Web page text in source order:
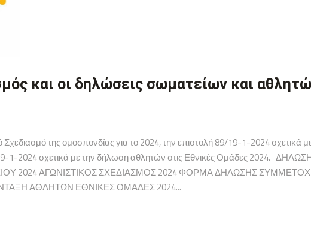
και οι δηλώσεις σωματείων και
της ομοσπονδίας για το 2024, την επιστολή 89/19-1-2024
19-1-2024 σχετικά με την δήλωση αθλητών στις Εθνικές Ομάδες 2024.
2024 ΑΓΩΝΙΣΤΙΚΟΣ ΣΧΕΔΙΑΣΜΟΣ 2024 ΦΟΡΜΑ ΔΗΛΩΣΗΣ
ΑΘΛΗΤΩΝ ΕΘΝΙΚΕΣ ΟΜΑΔΕΣ 2024...